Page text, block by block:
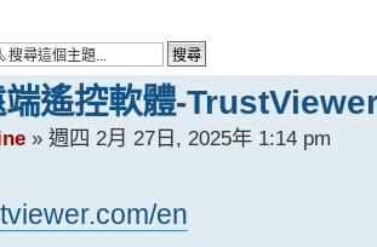
端遙控軟體-
» 週四 2月 27日, 2025年 1:14 pm
en